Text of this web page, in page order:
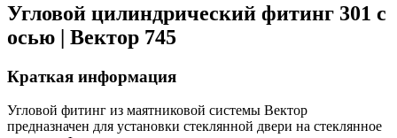
Угловой цилиндрический фитинг 301 с
осью | Вектор 745
Краткая информация
Угловой фитинг из маятниковой системы Вектор
предназначен для установки стеклянной двери на стеклянное